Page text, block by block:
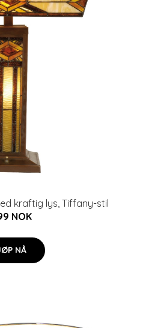
kraftig lys, Tiffany-stil
NOK
NÅ